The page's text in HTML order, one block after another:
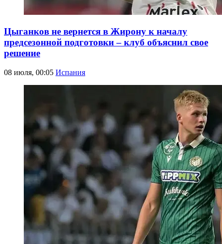
Цыганков не вернется в Жирону к началу
предсезонной подготовки – клуб объяснил свое
решение
08 июля, 00:05 Испания